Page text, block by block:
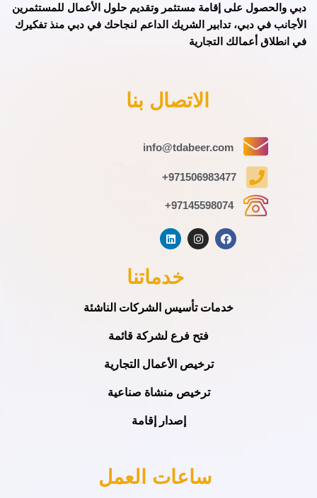
دبي و الحصول على إقامة مستثمر وتقديم حلول الأعمال للمستثمرين
الأجانب في دبي، تدابير الشريك الداعم لنجاحك في دبي منذ تفكيرك
في انطلاق أعمالك التجارية
الاتصال بنا
info@tdabeer.com
971506983477+
97145598074+
خدماتنا
خدمات تأسيس الشركات الناشئة
فتح فرع لشركة قائمة
ترخيص الأعمال التجارية
ترخيص منشاة صناعية
إصدار إقامة
ساعات العمل